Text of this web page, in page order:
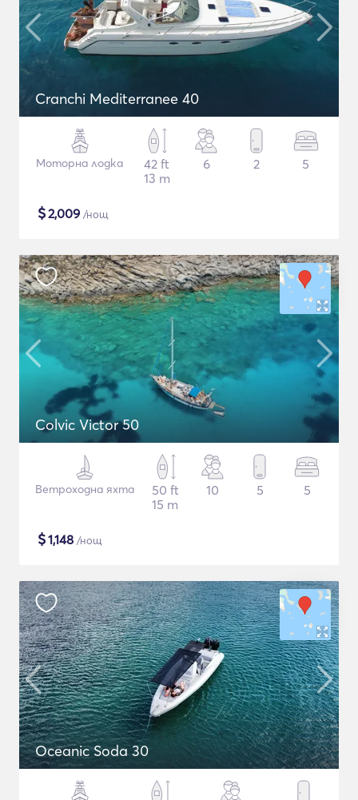
Cranchi Mediterranee 40
Моторна лодка
42 ft
13 m
6 2 5
$2,009 /нощ
Colvic Victor 50
Ветроходна яхта
50 ft
15 m
10 5 5
$1,148 /нощ
Oceanic Soda 30